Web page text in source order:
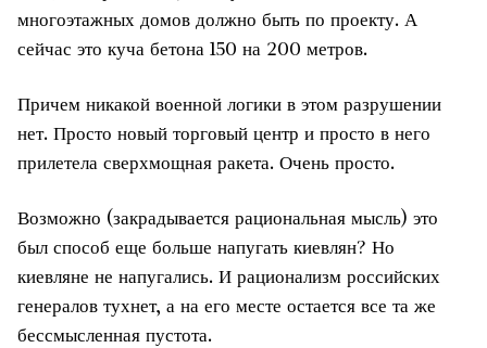
многоэтажных домов должно быть по проекту. А
сейчас это куча бетона 150 на 200 метров.
Причем никакой военной логики в этом разрушении
нет. Просто новый торговый центр и просто в него
прилетела сверхмощная ракета. Очень просто.
Возможно (закрадывается рациональная мысль) это
был способ еще больше напугать киевлян? Но
киевляне не напугались. И рационализм российских
генералов тухнет, а на его месте остается все та же
бессмысленная пустота.